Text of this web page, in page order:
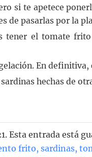
si te apetece
de pasarlas por la
tener el tomate
En definitiva,
hechas de
Esta entrada está
frito, sardinas,